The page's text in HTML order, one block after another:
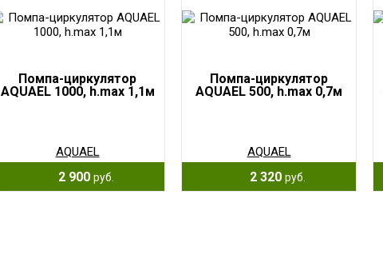
Помпа-циркулятор
AQUAEL 1000, h.max 1,1м
AQUAEL
2 900 руб.
Помпа-циркулятор
AQUAEL 500, h.max 0,7м
AQUAEL
2 320 руб.